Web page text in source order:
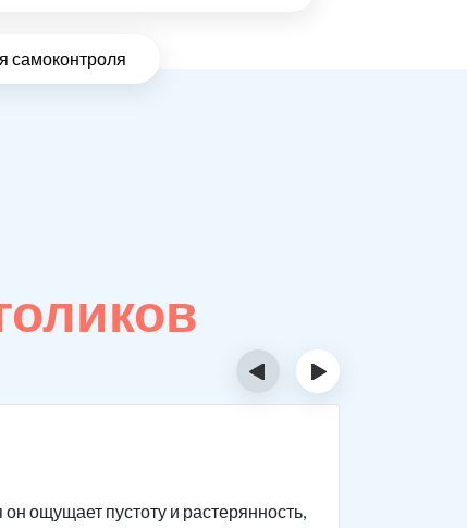
самоконтроля
ощущает пустоту и растерянность,
‹ ›